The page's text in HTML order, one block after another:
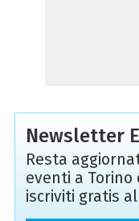
Newsletter
Resta
eventi a Torino
iscriviti gratis